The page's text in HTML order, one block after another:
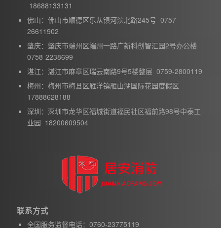
18688133131
佛山：佛山市顺德区乐从镇河滨北路245号 0757-
26611902
肇庆：肇庆市端州区端州一路广新科创智汇园2号办公楼
0758-2238699
湛江：湛江市麻章区瑞云南路9号5楼整层 0759-2800119
梅州：梅州市梅县区雁洋镇雁山湖国际花园度假区
17888628188
深圳：深圳市龙华区福城街道福民社区福前路98号中泰工
业园 18200609504
联系方式
全国服务监督电话：0760-23775119